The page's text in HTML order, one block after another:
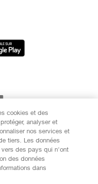
cookies et des
analyser et
nos services et
tiers. Les données
vers des pays qui n'ont
des données
dans